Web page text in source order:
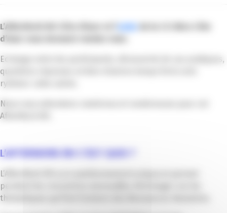
L’AfterWork RH Côte d’Azur et l’
d’Azur vous donnent rendez-vous.
Echange entre les participants, découverte de cas pratiques,
questions réponses et bien d’autres temps forts vont
rythmer cette soirée.
Nous vous attendons nombreux et nombreuses pour cet
AfterWork RH.
L’AFTERWORK RH C’EST QUOI ?
L’AfterWork RH a un positionnement unique et permet
pendant les rencontres mensuelles d’échanger sur les
thématiques qui font l’univers des Ressources Humaines.